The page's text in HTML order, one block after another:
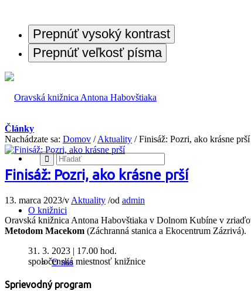
Prepnúť vysoký kontrast
Prepnúť veľkosť písma
O knižnici
O nás
Články
Nachádzate sa: Domov / Aktuality / Finisáž: Pozri, ako krásne prší
Finisáž: Pozri, ako krásne prší
13. marca 2023/v Aktuality /od admin
Oravská knižnica Antona Habovštiaka v Dolnom Kubíne v
Metodom Macekom (Záchranná stanica a Ekocentrum Zázrivá).
31. 3. 2023 | 17.00 hod.
spoločenská miestnosť knižnice
Sprievodný program